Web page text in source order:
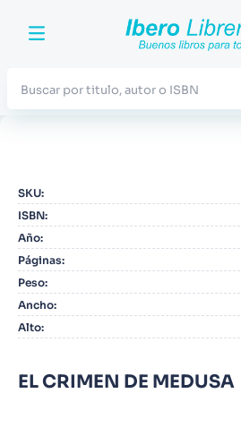
SKU:
ISBN:
Año:
Páginas:
Peso:
Ancho:
Alto:
EL CRIMEN DE MEDUSA
2. Blue Lock
3.
4. Odisea
5. Manga
6.
8 . Noches Blancas